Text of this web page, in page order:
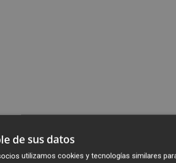
de sus datos
utilizamos cookies y tecnologías similares